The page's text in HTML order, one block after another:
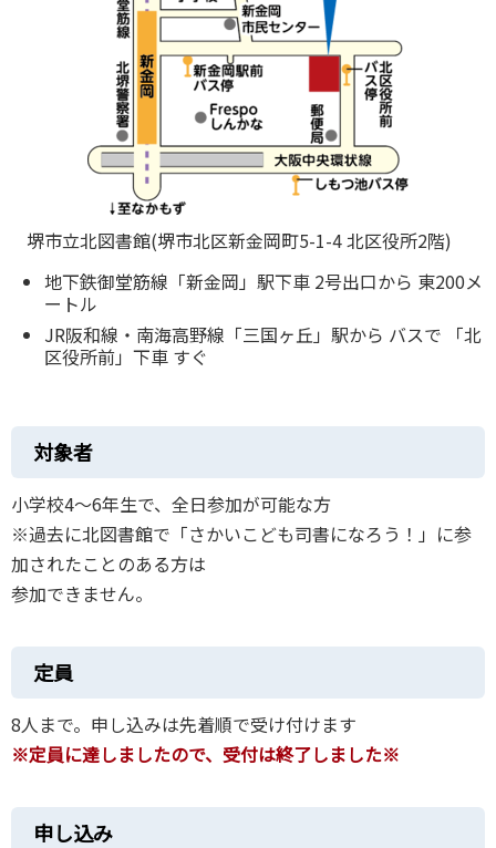
堺市立北図書館(堺市北区新金岡町5-1-4 北区役所2階)
地下鉄御堂筋線「新金岡」駅下車 2号出口から 東200メ
ートル
JR阪和線・南海高野線「三国ヶ丘」駅から バスで 「北
区役所前」下車 すぐ
対象者
小学校4～6年生で、全日参加が可能な方
※過去に北図書館で「さかいこども司書になろう！」に参
加されたことのある方は
参加できません。
定員
8人まで。申し込みは先着順で受け付けます
※定員に達しましたので、受付は終了しました※
申し込み